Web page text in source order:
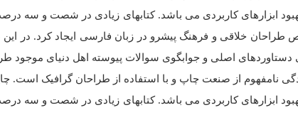
ابزارهای کاربردی می باشد. کتابهای زیادی در شصت و سه
طراحان خلاقی و فرهنگ پیشرو در زبان فارسی ایجاد کرد. در
اصلی و جوابگوی سوالات پیوسته اهل دنیای موجود
نامفهوم از صنعت چاپ و با استفاده از طراحان گرافیک است.
ابزارهای کاربردی می باشد. کتابهای زیادی در شصت و سه